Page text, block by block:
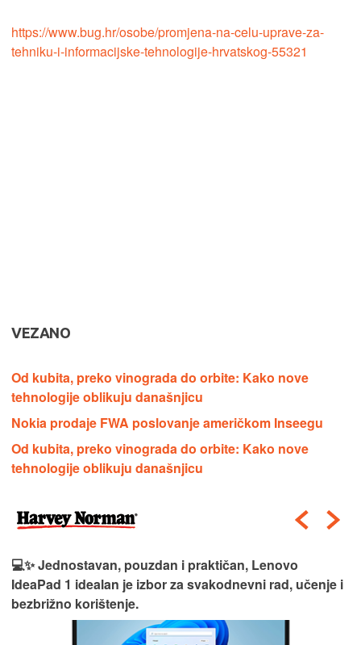
https://www.bug.hr/osobe/promjena-na-celu-uprave-za-
tehniku-i-informacijske-tehnologije-hrvatskog-55321
VEZANO
Od kubita, preko vinograda do orbite: Kako nove
tehnologije oblikuju današnjicu
Nokia prodaje FWA poslovanje američkom Inseegu
Od kubita, preko vinograda do orbite: Kako nove
tehnologije oblikuju današnjicu
💻✨ Jednostavan, pouzdan i praktičan, Lenovo
IdeaPad 1 idealan je izbor za svakodnevni rad, učenje i
bezbrižno korištenje.